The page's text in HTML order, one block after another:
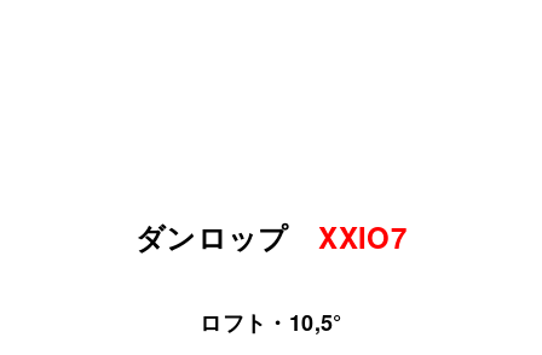
ダンロップXXIO7
ロフト・10,5°